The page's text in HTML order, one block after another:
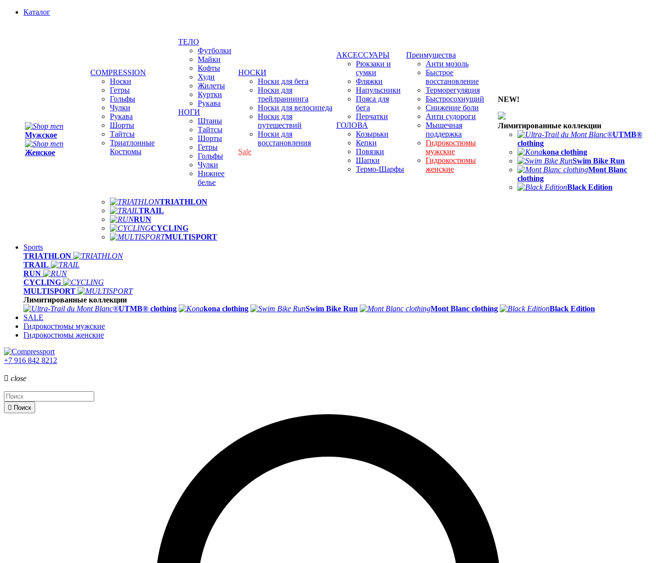
Каталог
Мужское
Женское
COMPRESSION
Носки
Гетры
Гольфы
Чулки
Рукава
Шорты
Тайтсы
Триатлонные
Костюмы
ТЕЛО
Футболки
Майки
Кофты
Худи
Жилеты
Куртки
Рукава
НОГИ
Штаны
Тайтсы
Шорты
Гетры
Гольфы
Чулки
Нижнее
белье
НОСКИ
Носки для бега
Носки для
трейлраннинга
Носки для велосипеда
Носки для
путешествий
Носки для
восстановления
Sale
АКСЕССУАРЫ
Рюкзаки и
сумки
Фляжки
Напульсники
Пояса для
бега
Перчатки
ГОЛОВА
Козырьки
Кепки
Повязки
Шапки
Термо-Шарфы
Преимущества
Анти мозоль
Быстрое
восстановление
Терморегуляция
Быстросохнущий
Снижение боли
Анти судороги
Мышечная
поддержка
Гидрокостюмы
мужские
Гидрокостюмы
женские
NEW!
Лимитированные коллекции
UTMB®
clothing
kona clothing
Swim Bike Run
Mont Blanc
clothing
Black Edition
TRIATHLON
TRAIL
RUN
CYCLING
MULTISPORT
Sports
TRIATHLON
TRAIL
RUN
CYCLING
MULTISPORT
Лимитированные коллекции
UTMB® clothing
kona clothing Swim Bike Run Mont Blanc clothing
Black Edition
SALE
Гидрокостюмы мужские
Гидрокостюмы женские
+7 916 842 8212
 close
 Поиск